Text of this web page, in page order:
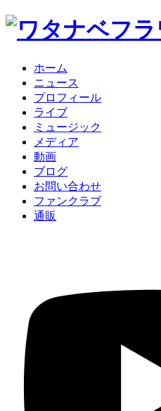
ホーム
ニュース
プロフィール
ライブ
ミュージック
メディア
動画
ブログ
お問い合わせ
ファンクラブ
通販